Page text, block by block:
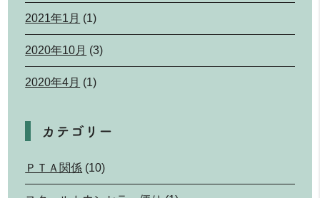
2021年1月 (1)
2020年10月 (3)
2020年4月 (1)
カテゴリー
ＰＴＡ関係 (10)